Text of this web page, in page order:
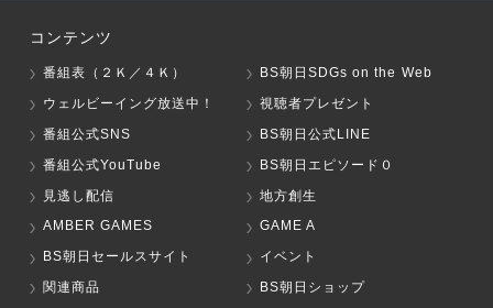
コンテンツ
番組表（２Ｋ／４Ｋ）
BS朝日SDGs on the Web
ウェルビーイング放送中！
視聴者プレゼント
番組公式SNS
BS朝日公式LINE
番組公式YouTube
BS朝日エピソード０
見逃し配信
地方創生
AMBER GAMES
GAME A
BS朝日セールスサイト
イベント
関連商品
BS朝日ショップ